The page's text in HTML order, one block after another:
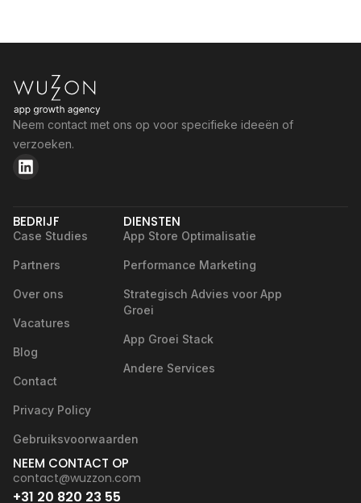
Neem contact met ons op voor specifieke ideeën of
verzoeken.
BEDRIJF
Case Studies
Partners
Over ons
Vacatures
Blog
Contact
Privacy Policy
Gebruiksvoorwaarden
DIENSTEN
App Store Optimalisatie
Performance Marketing
Strategisch Advies voor App
Groei
App Groei Stack
Andere Services
NEEM CONTACT OP
contact@wuzzon.com
+31 20 820 23 55